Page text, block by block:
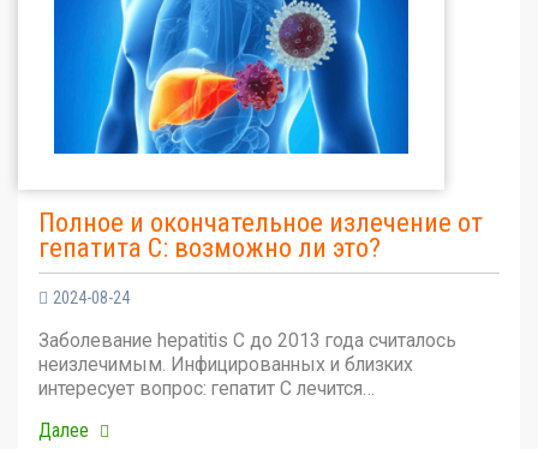
Полное и окончательное излечение от
гепатита С: возможно ли это?
2024-08-24
Заболевание hepatitis C до 2013 года считалось
неизлечимым. Инфицированных и близких
интересует вопрос: гепатит С лечится…
Далее